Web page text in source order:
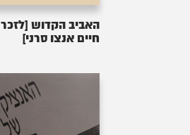
האביב הקדוש [לזכר
חיים אנצו סרני]